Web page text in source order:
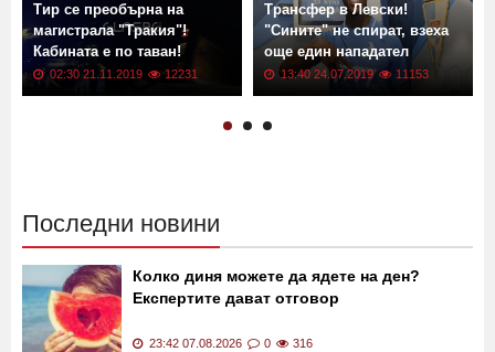
Тир се преобърна на
магистрала "Тракия"!
Кабината е по таван!
02:30 21.11.2019 12231
Трансфер в Левски!
"Сините" не спират, взеха
още един нападател
13:40 24.07.2019 11153
Последни новини
Колко диня можете да ядете на ден?
Експертите дават отговор
23:42 07.08.2026 0 316